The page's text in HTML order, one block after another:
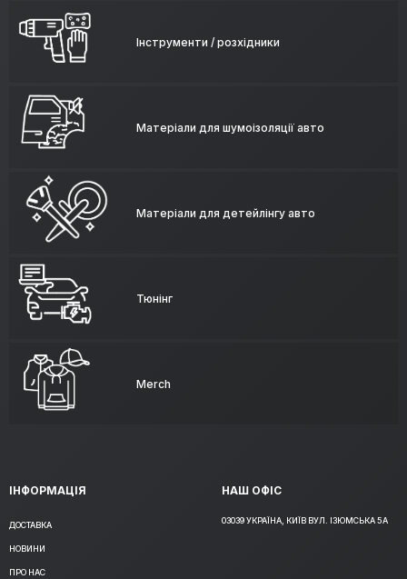
Інструменти / розхідники
Матеріали для шумоізоляції авто
Матеріали для детейлінгу авто
Тюнінг
Merch
ІНФОРМАЦІЯ
ДОСТАВКА
НОВИНИ
ПРО НАС
НАШ ОФІС
03039 УКРАЇНА, КИЇВ ВУЛ. ІЗЮМСЬКА 5А